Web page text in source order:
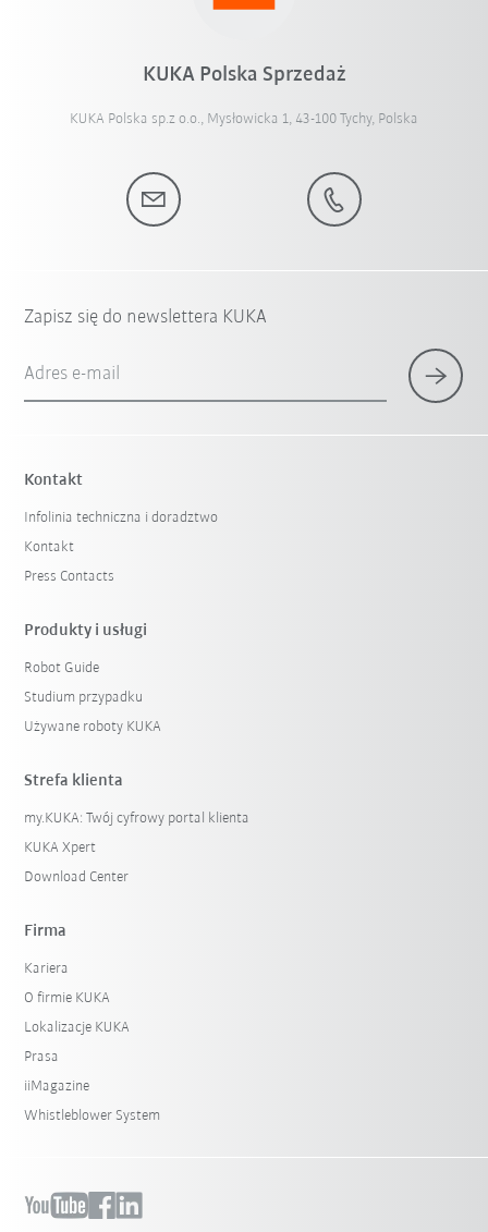
KUKA Polska Sprzedaż
KUKA Polska sp.z o.o., Mysłowicka 1, 43-100 Tychy, Polska
Zapisz się do newslettera KUKA
Adres e-mail
Kontakt
Infolinia techniczna i doradztwo
Kontakt
Press Contacts
Produkty i usługi
Robot Guide
Studium przypadku
Używane roboty KUKA
Strefa klienta
my.KUKA: Twój cyfrowy portal klienta
KUKA Xpert
Download Center
Firma
Kariera
O firmie KUKA
Lokalizacje KUKA
Prasa
iiMagazine
Whistleblower System